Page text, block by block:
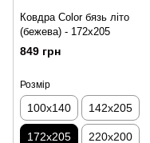
Ковдра Color бязь літо
(бежева) - 172x205
849 грн
Розмір
100x140 142x205
172x205 220x200